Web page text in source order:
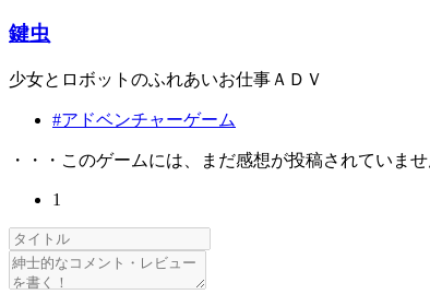
鍵虫
少女とロボットのふれあいお仕事ＡＤＶ
#アドベンチャーゲーム
・・・このゲームには、まだ感想が投稿されていま
1